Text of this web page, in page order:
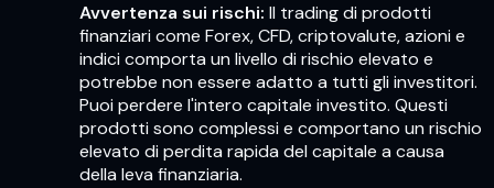
Avvertenza sui rischi: Il trading di prodotti
finanziari come Forex, CFD, criptovalute, azioni e
indici comporta un livello di rischio elevato e
potrebbe non essere adatto a tutti gli investitori.
Puoi perdere l'intero capitale investito. Questi
prodotti sono complessi e comportano un rischio
elevato di perdita rapida del capitale a causa
della leva finanziaria.